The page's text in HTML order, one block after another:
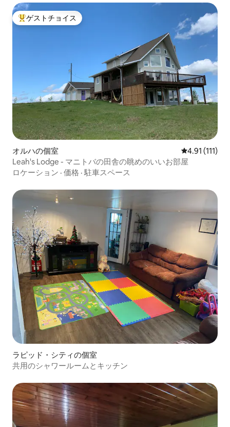
大好評のゲストチョイスです。
ゲストチョイス
オルハの個室 レビュー111
4.91 (111)
Leah's Lodge - マニトバの田舎の眺めのいいお部屋
ロケーション · 価格 · 駐車スペース
ラピッド・シティの個室
共用のシャワールームとキッチン